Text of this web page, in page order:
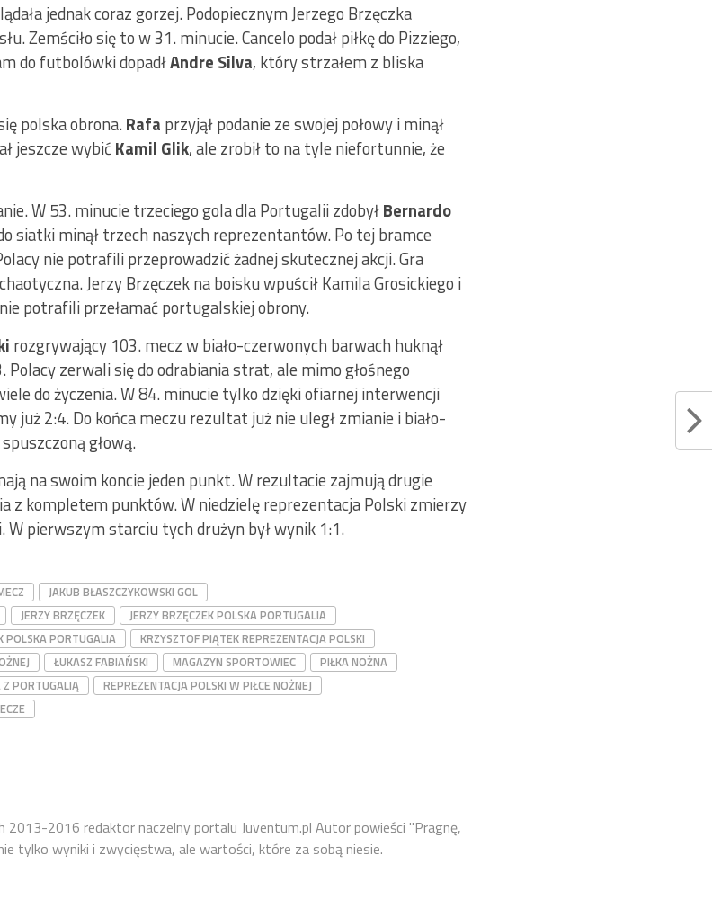
jednak coraz gorzej. Podopiecznym Jerzego Brzęczka
Zemściło się to w 31. minucie. Cancelo podał piłkę do Pizziego,
do futbolówki dopadłAndre Silva, który strzałem z bliska
polska obrona.Rafa przyjął podanie ze swojej połowy i minął
jeszcze wybićKamil Glik, ale zrobił to na tyle niefortunnie, że
W 53. minucie trzeciego gola dla Portugalii zdobyłBernardo
siatki minął trzech naszych reprezentantów. Po tej bramce
nie potrafili przeprowadzić żadnej skutecznej akcji. Gra
Jerzy Brzęczek na boisku wpuścił Kamila Grosickiego i
potrafili przełamać portugalskiej obrony.
rozgrywający 103. mecz w biało-czerwonych barwach huknął
Polacy zerwali się do odrabiania strat, ale mimo głośnego
do życzenia. W 84. minucie tylko dzięki ofiarnej interwencji
już 2:4. Do końca meczu rezultat już nie uległ zmianie i biało-
głową.
na swoim koncie jeden punkt. W rezultacie zajmują drugie
z kompletem punktów. W niedzielę reprezentacja Polski zmierzy
W pierwszym starciu tych drużyn był wynik 1:1.
JAKUB BŁASZCZYKOWSKI GOL
JERZY BRZĘCZEK
JERZY BRZĘCZEK POLSKA PORTUGALIA
POLSKA PORTUGALIA
KRZYSZTOF PIĄTEK REPREZENTACJA POLSKI
ŁUKASZ FABIAŃSKI MAGAZYN SPORTOWIEC
PIŁKA NOŻNA
PORTUGALIĄ
REPREZENTACJA POLSKI W PIŁCE NOŻNEJ
2013-2016 redaktor naczelny portalu Juventum.pl Autor powieści "Pragnę,
tylko wyniki i zwycięstwa, ale wartości, które za sobą niesie.